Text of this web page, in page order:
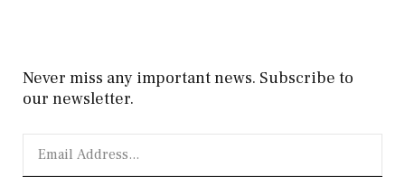
Never miss any important news. Subscribe to
our newsletter.